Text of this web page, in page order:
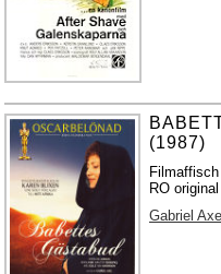
(1987)
RO
Gabriel Axel